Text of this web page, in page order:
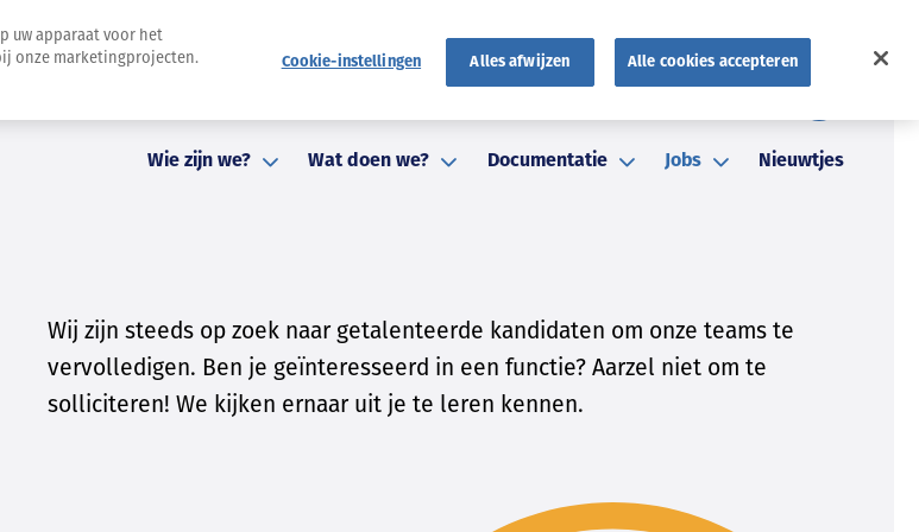
Wie zijn we? Wat doen we? Documentatie Jobs Nieuwtjes
Wij zijn steeds op zoek naar getalenteerde kandidaten om onze teams te
vervolledigen. Ben je geïnteresseerd in een functie? Aarzel niet om te
solliciteren! We kijken ernaar uit je te leren kennen.
uw apparaat voor het
onze marketingprojecten.
Cookie-instellingen Alles afwijzen Alle cookies accepteren